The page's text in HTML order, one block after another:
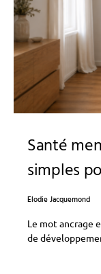
Santé
simples
Elodie Jacquemond
Le mot ancrage
de